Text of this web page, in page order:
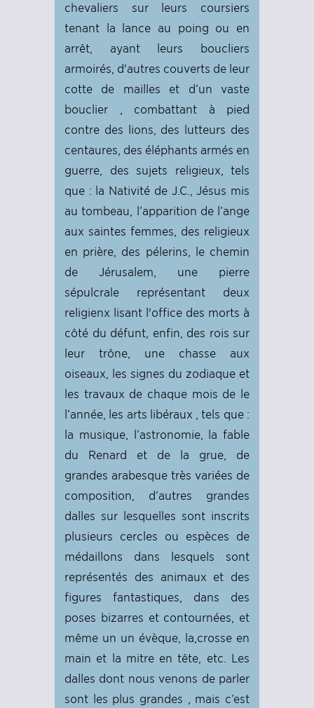
chevaliers sur leurs coursiers
tenant la lance au poing ou en
arrêt, ayant leurs boucliers
armoirés, d'autres couverts de leur
cotte de mailles et d’un vaste
bouclier , combattant à pied
contre des lions, des lutteurs des
centaures, des éléphants armés en
guerre, des sujets religieux, tels
que : la Nativité de J.C., Jésus mis
au tombeau, l’apparition de l’ange
aux saintes femmes, des religieux
en prière, des pélerins, le chemin
de Jérusalem, une pierre
sépulcrale représentant deux
religienx lisant l'office des morts à
côté du défunt, enfin, des rois sur
leur trône, une chasse aux
oiseaux, les signes du zodiaque et
les travaux de chaque mois de le
l’année, les arts libéraux , tels que :
la musique, l’astronomie, la fable
du Renard et de la grue, de
grandes arabesque très variées de
composition, d’autres grandes
dalles sur lesquelles sont inscrits
plusieurs cercles ou espèces de
médaillons dans lesquels sont
représentés des animaux et des
figures fantastiques, dans des
poses bizarres et contournées, et
même un un évèque, la,crosse en
main et la mitre en tête, etc. Les
dalles dont nous venons de parler
sont les plus grandes , mais c’est